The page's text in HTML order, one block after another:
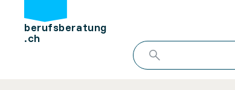
berufsberatung
.ch